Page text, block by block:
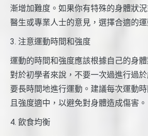
漸增加難度。如果你有特殊的身體狀
醫生或專業人士的意見，選擇合適的運
3. 注意運動時間和強度
運動的時間和強度應該根據自己的身
對於初學者來說，不要一次過進行過
要長時間地進行運動。建議每次運動
且強度適中，以避免對身體造成傷害。
4. 飲食均衡